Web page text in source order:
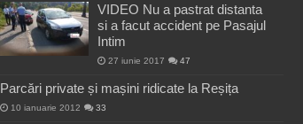
VIDEO Nu a pastrat distanta
si a facut accident pe Pasajul
Intim
27 iunie 2017 47
Parcări private și mașini ridicate la Reșița
10 ianuarie 2012 33